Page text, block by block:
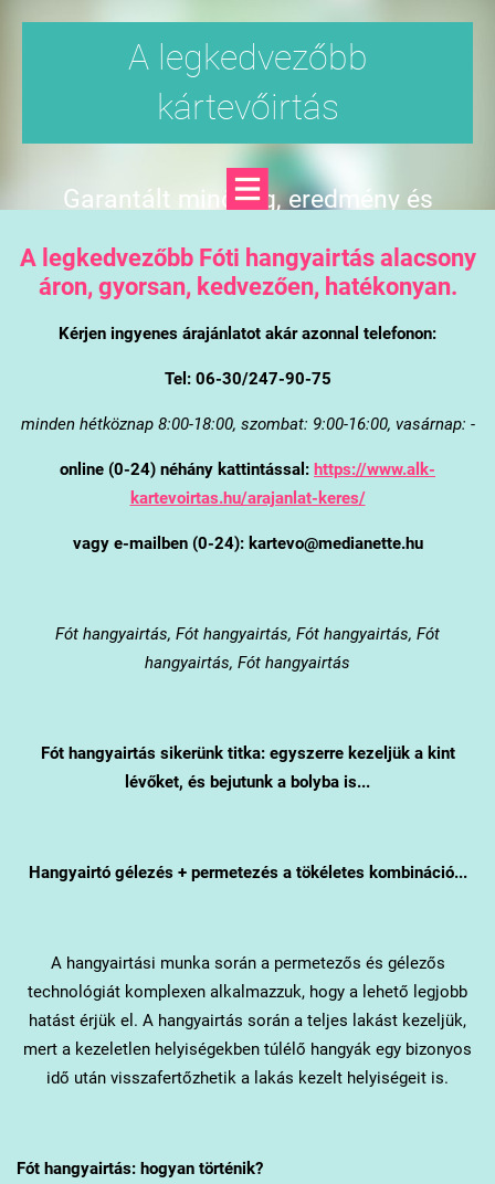
A legkedvezőbb
kártevőirtás
Garantált minőség, eredmény és
A legkedvezőbb Fóti hangyairtás alacsony
áron, gyorsan, kedvezően, hatékonyan.
Kérjen ingyenes árajánlatot akár azonnal telefonon:
Tel: 06-30/247-90-75
minden hétköznap 8:00-18:00, szombat: 9:00-16:00, vasárnap: -
online (0-24) néhány kattintással: https://www.alk-
kartevoirtas.hu/arajanlat-keres/
vagy e-mailben (0-24): kartevo@medianette.hu
Fót hangyairtás, Fót hangyairtás, Fót hangyairtás, Fót
hangyairtás, Fót hangyairtás
Fóthangyairtás sikerünk titka: egyszerre kezeljük a kint
lévőket, és bejutunk a bolyba is...
Hangyairtó gélezés + permetezés a tökéletes kombináció...
A hangyairtási munka során a permetezős és gélezős
technológiát komplexen alkalmazzuk, hogy a lehető legjobb
hatást érjük el. A hangyairtás során a teljes lakást kezeljük,
mert a kezeletlen helyiségekben túlélő hangyák egy bizonyos
idő után visszafertőzhetik a lakás kezelt helyiségeit is.
Fóthangyairtás: hogyan történik?